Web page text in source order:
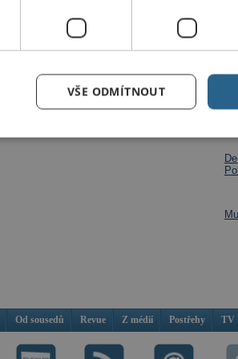
Od sousedů Revue Z médií Postřehy TV
VŠE ODMÍTNOUT